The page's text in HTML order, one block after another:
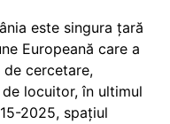
este singura țară
Europeană care a
cercetare,
locuitor, în ultimul
2025, spațiul